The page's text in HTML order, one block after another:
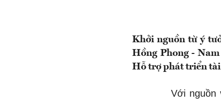
Khởi nguồn từ ý
Hồng Phong -
Hỗ trợ phát triển
Với nguồn